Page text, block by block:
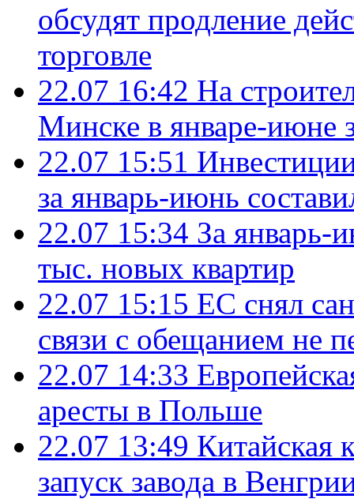
обсудят продление
торговле
22.07 16:42 На
Минске в январе-июне
22.07 15:51
за январь-июнь
22.07 15:34 За январь-
тыс. новых квартир
22.07 15:15 ЕС снял
связи с обещанием не
22.07 14:33
аресты в Польше
22.07 13:49 Китайская
запуск завода в